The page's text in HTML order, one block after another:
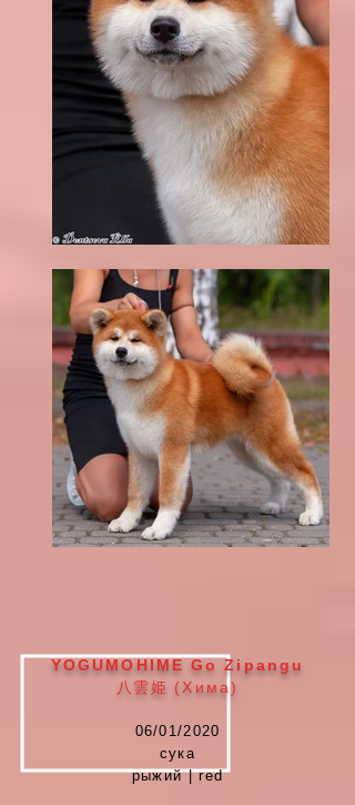
YOGUMOHIMEGo Zipangu
八雲姫 (Хима)
06/01/2020
сука
рыжий | red